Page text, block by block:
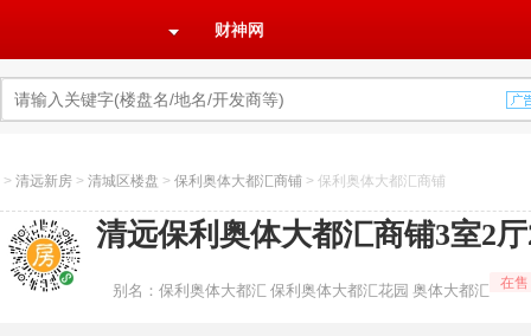
财神网
> 清远新房 > 清城区楼盘 > 保利奥体大都汇商铺 > 保利奥体大都汇商铺
清远保利奥体大都汇商铺3室2
别名：保利奥体大都汇 保利奥体大都汇花园 奥体大都汇 在售